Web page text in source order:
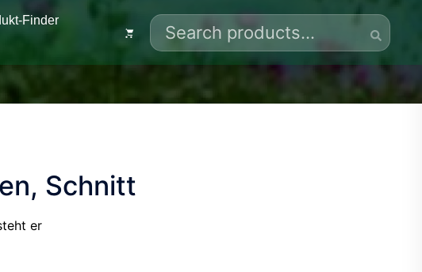
Finder
Search
for:
Schnitt
er